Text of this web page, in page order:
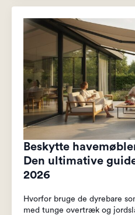
Beskytte
Den ultimative
2026
Hvorfor bruge de dyrebare
med tunge overtræk og